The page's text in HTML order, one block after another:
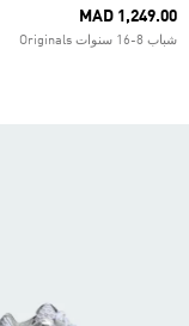
MAD 1,249.00
شباب 8-16 سنوات Originals